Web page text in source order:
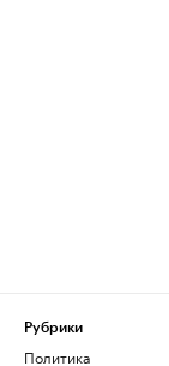
Рубрики
Политика